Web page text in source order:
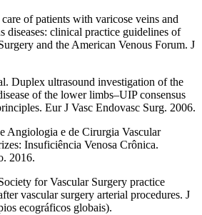
of patients with varicose veins and
diseases: clinical practice guidelines of
and the American Venous Forum. J
Duplex ultrasound investigation of the
of the lower limbs–UIP consensus
Eur J Vasc Endovasc Surg. 2006.
Angiologia e de Cirurgia Vascular
Insuficiência Venosa Crônica.
2016.
for Vascular Surgery practice
vascular surgery arterial procedures. J
ecográficos globais).